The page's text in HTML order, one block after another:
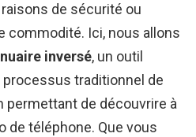
de sécurité ou
commodité. Ici, nous allons
inversé, un outil
traditionnel de
permettant de découvrire à
de téléphone. Que vous